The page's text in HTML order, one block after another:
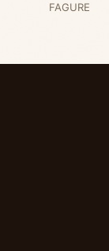
FAGURE